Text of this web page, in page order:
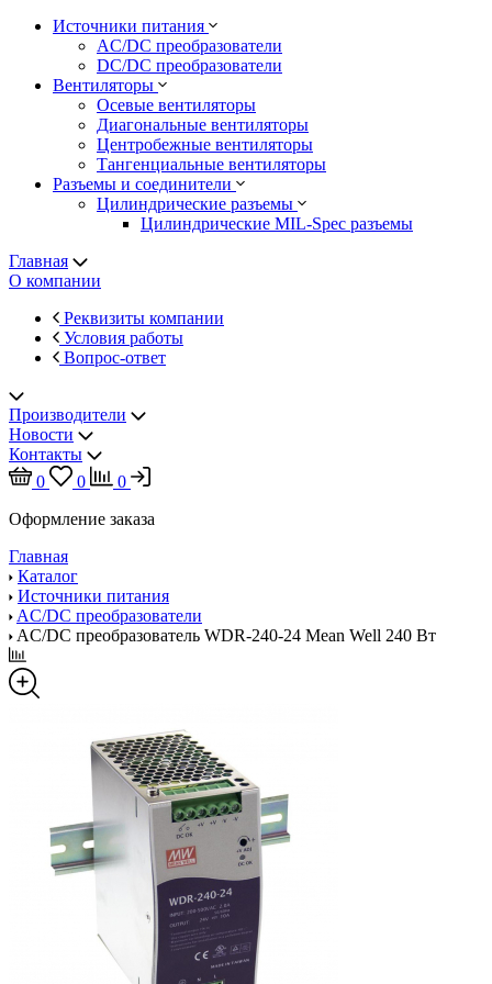
Источники питания
AC/DC преобразователи
DC/DC преобразователи
Вентиляторы
Осевые вентиляторы
Диагональные вентиляторы
Центробежные вентиляторы
Тангенциальные вентиляторы
Разъемы и соединители
Цилиндрические разъемы
Цилиндрические MIL-Spec разъемы
Главная
О компании
Реквизиты компании
Условия работы
Вопрос-ответ
Производители
Новости
Контакты
0
0
0
Оформление заказа
Главная
Каталог
Источники питания
AC/DC преобразователи
AC/DC преобразователь WDR-240-24 Mean Well 240 Вт